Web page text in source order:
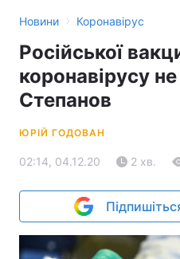
Новини › Коронавірус
Російської
коронавірусу не
Степанов
ЮРІЙ ГОДОВАН
02:14, 04.12.20 2 хв.